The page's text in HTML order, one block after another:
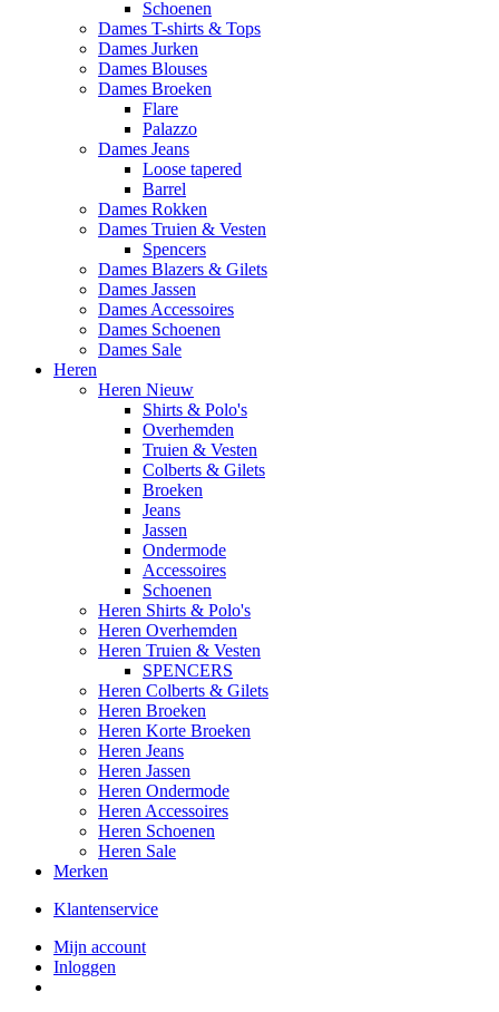
Schoenen
Dames T-shirts & Tops
Dames Jurken
Dames Blouses
Dames Broeken
Flare
Palazzo
Dames Jeans
Loose tapered
Barrel
Dames Rokken
Dames Truien & Vesten
Spencers
Dames Blazers & Gilets
Dames Jassen
Dames Accessoires
Dames Schoenen
Dames Sale
Heren
Heren Nieuw
Shirts & Polo's
Overhemden
Truien & Vesten
Colberts & Gilets
Broeken
Jeans
Jassen
Ondermode
Accessoires
Schoenen
Heren Shirts & Polo's
Heren Overhemden
Heren Truien & Vesten
SPENCERS
Heren Colberts & Gilets
Heren Broeken
Heren Korte Broeken
Heren Jeans
Heren Jassen
Heren Ondermode
Heren Accessoires
Heren Schoenen
Heren Sale
Merken
Klantenservice
Mijn account
Inloggen